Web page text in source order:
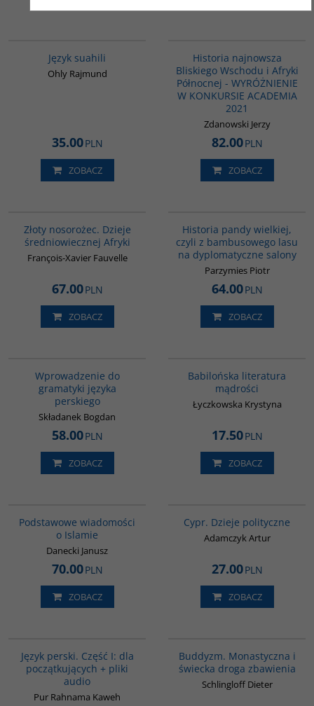
Język suahili
Ohly Rajmund
35.00PLN
ZOBACZ
Historia najnowsza
Bliskiego Wschodu i Afryki
Północnej - WYRÓŻNIENIE
W KONKURSIE ACADEMIA
2021
Zdanowski Jerzy
82.00PLN
ZOBACZ
Złoty nosorożec. Dzieje
średniowiecznej Afryki
François-Xavier Fauvelle
67.00PLN
ZOBACZ
Historia pandy wielkiej,
czyli z bambusowego lasu
na dyplomatyczne salony
Parzymies Piotr
64.00PLN
ZOBACZ
Wprowadzenie do
gramatyki języka
perskiego
Składanek Bogdan
58.00PLN
ZOBACZ
Babilońska literatura
mądrości
Łyczkowska Krystyna
17.50PLN
ZOBACZ
Podstawowe wiadomości
o Islamie
Danecki Janusz
70.00PLN
ZOBACZ
Cypr. Dzieje polityczne
Adamczyk Artur
27.00PLN
ZOBACZ
Język perski. Część I: dla
początkujących + pliki
audio
Pur Rahnama Kaweh
Buddyzm. Monastyczna i
świecka droga zbawienia
Schlingloff Dieter